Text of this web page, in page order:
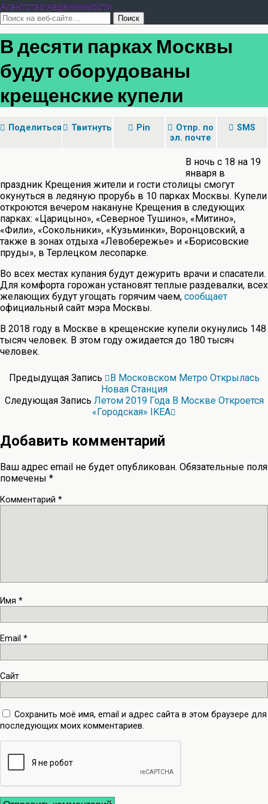
Агентство недвижимости
В десяти парках Москвы
будут оборудованы
крещенские купели
Поделиться Твитнуть Pin
Отпр. по
эл. почте
SMS
В ночь с 18 на 19
января в
праздник Крещения жители и гости столицы смогут
окунуться в ледяную прорубь в 10 парках Москвы. Купели
откроются вечером накануне Крещения в следующих
парках: «Царицыно», «Северное Тушино», «Митино»,
«Фили», «Сокольники», «Кузьминки», Воронцовский, а
также в зонах отдыха «Левобережье» и «Борисовские
пруды», в Терлецком лесопарке.
Во всех местах купания будут дежурить врачи и спасатели.
Для комфорта горожан установят теплые раздевалки, всех
желающих будут угощать горячим чаем, сообщает
официальный сайт мэра Москвы.
В 2018 году в Москве в крещенские купели окунулись 148
тысяч человек. В этом году ожидается до 180 тысяч
человек.
Предыдущая Запись
В Московском Метро Открылась
Новая Станция
Следующая Запись Летом 2019 Года В Москве Откроется
«городская» IKEA
Добавить комментарий
Ваш адрес email не будет опубликован. Обязательные поля
помечены *
Комментарий *
Имя *
Email *
Сайт
Сохранить моё имя, email и адрес сайта в этом браузере для
последующих моих комментариев.